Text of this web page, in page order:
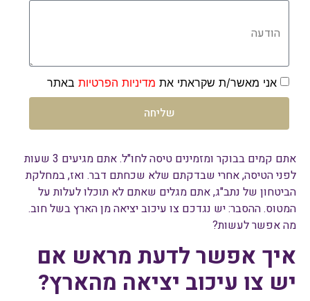
הודעה
אני מאשר/ת שקראתי את מדיניות הפרטיות באתר
שליחה
אתם קמים בבוקר ומזמינים טיסה לחו"ל. אתם מגיעים 3 שעות
לפני הטיסה, אחרי שבדקתם שלא שכחתם דבר. ואז, במחלקת
הביטחון של נתב"ג, אתם מגלים שאתם לא תוכלו לעלות על
המטוס. ההסבר: יש נגדכם צו עיכוב יציאה מן הארץ בשל חוב.
מה אפשר לעשות?
איך אפשר לדעת מראש אם
יש צו עיכוב יציאה מהארץ?